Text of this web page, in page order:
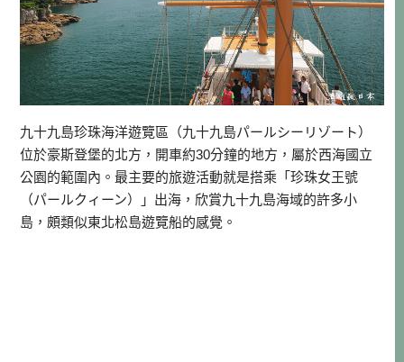
九十九島珍珠海洋遊覽區（九十九島パールシーリゾート）
位於豪斯登堡的北方，開車約30分鐘的地方，屬於西海國立
公園的範圍內。最主要的旅遊活動就是搭乘「珍珠女王號
（パールクィーン）」出海，欣賞九十九島海域的許多小
島，頗類似東北松島遊覽船的感覺。